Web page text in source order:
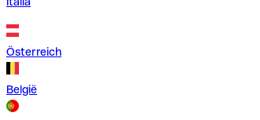
Österreich
België